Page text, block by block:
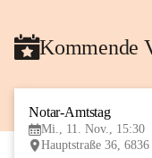
Kommende
Notar-Amtstag
Mi., 11. Nov., 15:30
Hauptstraße 36,